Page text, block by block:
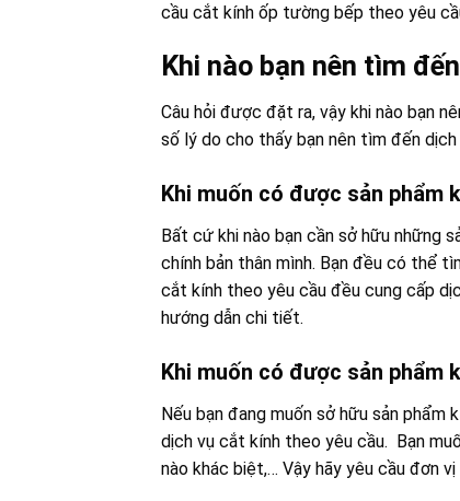
cầu cắt kính ốp tường bếp theo yêu
Khi nào bạn nên tìm
Câu hỏi được đặt ra, vậy khi nào bạn
số lý do cho thấy bạn nên tìm đến
Khi muốn có được sản phẩm
Bất cứ khi nào bạn cần sở hữu những
chính bản thân mình. Bạn đều có thể
cắt kính theo yêu cầu đều cung cấp
hướng dẫn chi tiết.
Khi muốn có được sản phẩm
Nếu bạn đang muốn sở hữu sản
dịch vụ cắt kính theo yêu cầu. Bạn
nào khác biệt,… Vậy hãy yêu cầu đơn